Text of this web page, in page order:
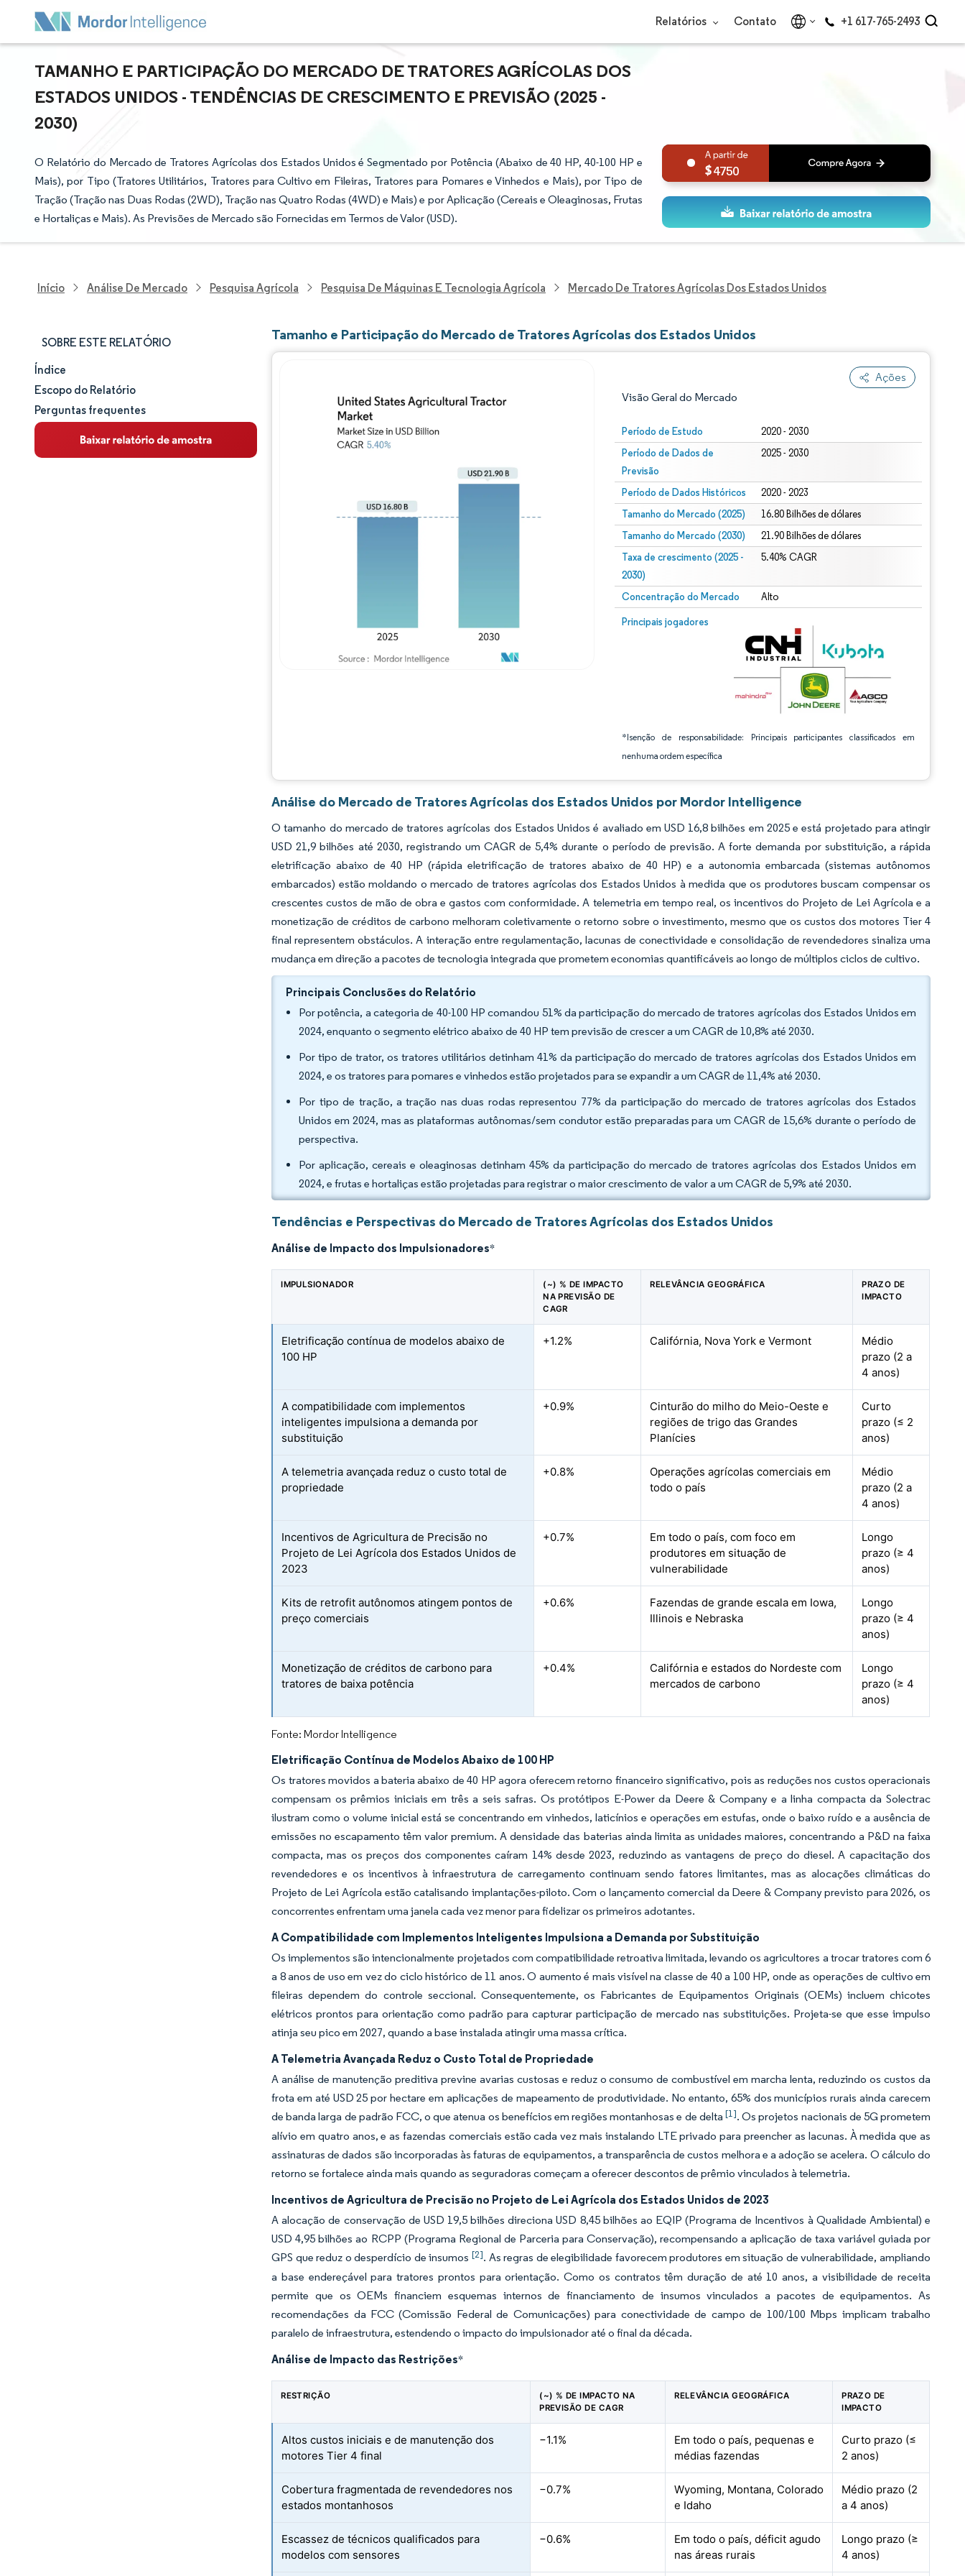
Relatórios Contato +1 617-765-2493
TAMANHO E PARTICIPAÇÃO DO MERCADO DE TRATORES AGRÍCOLAS DOS
ESTADOS UNIDOS - TENDÊNCIAS DE CRESCIMENTO E PREVISÃO (2025 -
2030)
O Relatório do Mercado de Tratores Agrícolas dos Estados Unidos é Segmentado por Potência (Abaixo de 40 HP, 40-100 HP e
Mais), por Tipo (Tratores Utilitários, Tratores para Cultivo em Fileiras, Tratores para Pomares e Vinhedos e Mais), por Tipo de
Tração (Tração nas Duas Rodas (2WD), Tração nas Quatro Rodas (4WD) e Mais) e por Aplicação (Cereais e Oleaginosas, Frutas
e Hortaliças e Mais). As Previsões de Mercado são Fornecidas em Termos de Valor (USD).
4750
Início Análise De Mercado Pesquisa Agrícola Pesquisa De Máquinas E Tecnologia Agrícola Mercado De Tratores Agrícolas Dos Estados Unidos
SOBRE ESTE RELATÓRIO
Tamanho e participação de mercado
Análise de mercado
Tendências e insights
Índice
Escopo do Relatório
Perguntas frequentes
Tamanho e Participação do Mercado de Tratores Agrícolas dos Estados Unidos
Ações
Visão Geral do Mercado
Período de Estudo 2020 - 2030
Período de Dados de
Previsão
2025 - 2030
Período de Dados Históricos 2020 - 2023
Tamanho do Mercado (2025) 16.80 Bilhões de dólares
Tamanho do Mercado (2030) 21.90 Bilhões de dólares
Taxa de crescimento (2025 -
2030)
5.40% CAGR
Concentração do Mercado Alto
Principais jogadores
*Isenção de responsabilidade: Principais participantes classificados em
nenhuma ordem específica
Imagem © Mordor Intelligence. O reuso requer atribuição conforme CC BY 4.0.
Imagem © Mordor Intelligence. O reuso requer atribuição conforme CC BY 4.0.
Análise do Mercado de Tratores Agrícolas dos Estados Unidos por Mordor Intelligence
O tamanho do mercado de tratores agrícolas dos Estados Unidos é avaliado em USD 16,8 bilhões em 2025 e está projetado para atingir
USD 21,9 bilhões até 2030, registrando um CAGR de 5,4% durante o período de previsão. A forte demanda por substituição, a rápida
eletrificação abaixo de 40 HP (rápida eletrificação de tratores abaixo de 40 HP) e a autonomia embarcada (sistemas autônomos
embarcados) estão moldando o mercado de tratores agrícolas dos Estados Unidos à medida que os produtores buscam compensar os
crescentes custos de mão de obra e gastos com conformidade. A telemetria em tempo real, os incentivos do Projeto de Lei Agrícola e a
monetização de créditos de carbono melhoram coletivamente o retorno sobre o investimento, mesmo que os custos dos motores Tier 4
final representem obstáculos. A interação entre regulamentação, lacunas de conectividade e consolidação de revendedores sinaliza uma
mudança em direção a pacotes de tecnologia integrada que prometem economias quantificáveis ao longo de múltiplos ciclos de cultivo.
Principais Conclusões do Relatório
Por potência, a categoria de 40-100 HP comandou 51% da participação do mercado de tratores agrícolas dos Estados Unidos em
2024, enquanto o segmento elétrico abaixo de 40 HP tem previsão de crescer a um CAGR de 10,8% até 2030.
Por tipo de trator, os tratores utilitários detinham 41% da participação do mercado de tratores agrícolas dos Estados Unidos em
2024, e os tratores para pomares e vinhedos estão projetados para se expandir a um CAGR de 11,4% até 2030.
Por tipo de tração, a tração nas duas rodas representou 77% da participação do mercado de tratores agrícolas dos Estados
Unidos em 2024, mas as plataformas autônomas/sem condutor estão preparadas para um CAGR de 15,6% durante o período de
perspectiva.
Por aplicação, cereais e oleaginosas detinham 45% da participação do mercado de tratores agrícolas dos Estados Unidos em
2024, e frutas e hortaliças estão projetadas para registrar o maior crescimento de valor a um CAGR de 5,9% até 2030.
Tendências e Perspectivas do Mercado de Tratores Agrícolas dos Estados Unidos
Análise de Impacto dos Impulsionadores*
IMPULSIONADOR
(~) % DE IMPACTO
NA PREVISÃO DE
CAGR
RELEVÂNCIA GEOGRÁFICA
PRAZO DE
IMPACTO
Eletrificação contínua de modelos abaixo de
100 HP
+1.2% Califórnia, Nova York e Vermont
Médio
prazo (2 a
4 anos)
A compatibilidade com implementos
inteligentes impulsiona a demanda por
substituição
+0.9%
Cinturão do milho do Meio-Oeste e
regiões de trigo das Grandes
Planícies
Curto
prazo (≤ 2
anos)
A telemetria avançada reduz o custo total de
propriedade
+0.8%
Operações agrícolas comerciais em
todo o país
Médio
prazo (2 a
4 anos)
Incentivos de Agricultura de Precisão no
Projeto de Lei Agrícola dos Estados Unidos de
2023
+0.7%
Em todo o país, com foco em
produtores em situação de
vulnerabilidade
Longo
prazo (≥ 4
anos)
Kits de retrofit autônomos atingem pontos de
preço comerciais
+0.6%
Fazendas de grande escala em Iowa,
Illinois e Nebraska
Longo
prazo (≥ 4
anos)
Monetização de créditos de carbono para
tratores de baixa potência
+0.4%
Califórnia e estados do Nordeste com
mercados de carbono
Longo
prazo (≥ 4
anos)
Fonte: Mordor Intelligence
Eletrificação Contínua de Modelos Abaixo de 100 HP
Os tratores movidos a bateria abaixo de 40 HP agora oferecem retorno financeiro significativo, pois as reduções nos custos operacionais
compensam os prêmios iniciais em três a seis safras. Os protótipos E-Power da Deere & Company e a linha compacta da Solectrac
ilustram como o volume inicial está se concentrando em vinhedos, laticínios e operações em estufas, onde o baixo ruído e a ausência de
emissões no escapamento têm valor premium. A densidade das baterias ainda limita as unidades maiores, concentrando a P&D na faixa
compacta, mas os preços dos componentes caíram 14% desde 2023, reduzindo as vantagens de preço do diesel. A capacitação dos
revendedores e os incentivos à infraestrutura de carregamento continuam sendo fatores limitantes, mas as alocações climáticas do
Projeto de Lei Agrícola estão catalisando implantações-piloto. Com o lançamento comercial da Deere & Company previsto para 2026, os
concorrentes enfrentam uma janela cada vez menor para fidelizar os primeiros adotantes.
A Compatibilidade com Implementos Inteligentes Impulsiona a Demanda por Substituição
Os implementos são intencionalmente projetados com compatibilidade retroativa limitada, levando os agricultores a trocar tratores com 6
a 8 anos de uso em vez do ciclo histórico de 11 anos. O aumento é mais visível na classe de 40 a 100 HP, onde as operações de cultivo em
fileiras dependem do controle seccional. Consequentemente, os Fabricantes de Equipamentos Originais (OEMs) incluem chicotes
elétricos prontos para orientação como padrão para capturar participação de mercado nas substituições. Projeta-se que esse impulso
atinja seu pico em 2027, quando a base instalada atingir uma massa crítica.
A Telemetria Avançada Reduz o Custo Total de Propriedade
A análise de manutenção preditiva previne avarias custosas e reduz o consumo de combustível em marcha lenta, reduzindo os custos da
frota em até USD 25 por hectare em aplicações de mapeamento de produtividade. No entanto, 65% dos municípios rurais ainda carecem
de banda larga de padrão FCC, o que atenua os benefícios em regiões montanhosas e de delta [1]. Os projetos nacionais de 5G prometem
alívio em quatro anos, e as fazendas comerciais estão cada vez mais instalando LTE privado para preencher as lacunas. À medida que as
assinaturas de dados são incorporadas às faturas de equipamentos, a transparência de custos melhora e a adoção se acelera. O cálculo do
retorno se fortalece ainda mais quando as seguradoras começam a oferecer descontos de prêmio vinculados à telemetria.
Incentivos de Agricultura de Precisão no Projeto de Lei Agrícola dos Estados Unidos de 2023
A alocação de conservação de USD 19,5 bilhões direciona USD 8,45 bilhões ao EQIP (Programa de Incentivos à Qualidade Ambiental) e
USD 4,95 bilhões ao RCPP (Programa Regional de Parceria para Conservação), recompensando a aplicação de taxa variável guiada por
GPS que reduz o desperdício de insumos [2]. As regras de elegibilidade favorecem produtores em situação de vulnerabilidade, ampliando
a base endereçável para tratores prontos para orientação. Como os contratos têm duração de até 10 anos, a visibilidade de receita
permite que os OEMs financiem esquemas internos de financiamento de insumos vinculados a pacotes de equipamentos. As
recomendações da FCC (Comissão Federal de Comunicações) para conectividade de campo de 100/100 Mbps implicam trabalho
paralelo de infraestrutura, estendendo o impacto do impulsionador até o final da década.
Análise de Impacto das Restrições*
RESTRIÇÃO
(~) % DE IMPACTO NA
PREVISÃO DE CAGR
RELEVÂNCIA GEOGRÁFICA
PRAZO DE
IMPACTO
Altos custos iniciais e de manutenção dos
motores Tier 4 final
−1.1%
Em todo o país, pequenas e
médias fazendas
Curto prazo (≤
2 anos)
Cobertura fragmentada de revendedores nos
estados montanhosos
−0.7%
Wyoming, Montana, Colorado
e Idaho
Médio prazo (2
a 4 anos)
Escassez de técnicos qualificados para
modelos com sensores
−0.6%
Em todo o país, déficit agudo
nas áreas rurais
Longo prazo (≥
4 anos)